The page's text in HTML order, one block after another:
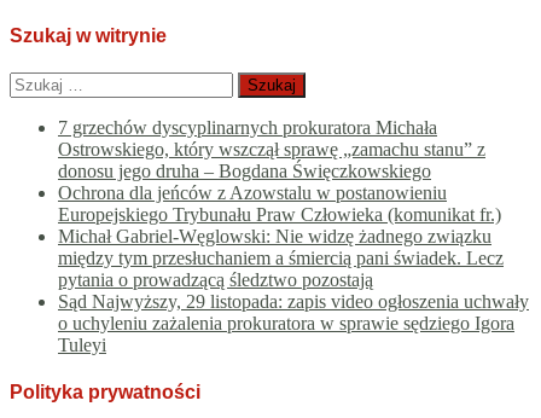
Szukaj w witrynie
Szukaj:
7 grzechów dyscyplinarnych prokuratora Michała
Ostrowskiego, który wszczął sprawę „zamachu stanu” z
donosu jego druha – Bogdana Święczkowskiego
Ochrona dla jeńców z Azowstalu w postanowieniu
Europejskiego Trybunału Praw Człowieka (komunikat fr.)
Michał Gabriel-Węglowski: Nie widzę żadnego związku
między tym przesłuchaniem a śmiercią pani świadek. Lecz
pytania o prowadzącą śledztwo pozostają
Sąd Najwyższy, 29 listopada: zapis video ogłoszenia uchwały
o uchyleniu zażalenia prokuratora w sprawie sędziego Igora
Tuleyi
Polityka prywatności